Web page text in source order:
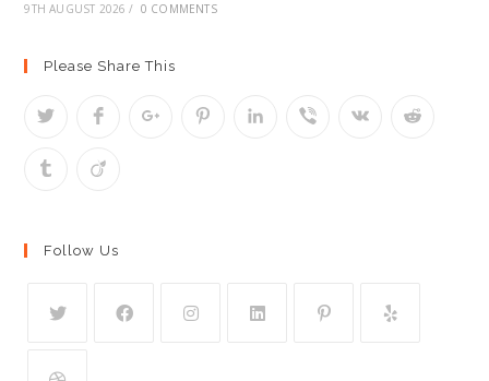
9TH AUGUST 2026 / 0 COMMENTS
Please Share This
Follow Us